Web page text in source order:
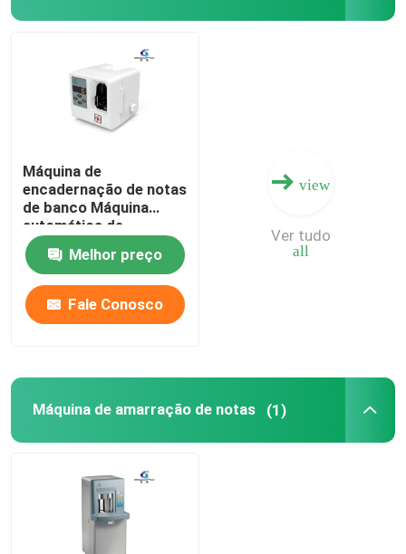
Máquina de classificação de moedas
Outros produtos bancários
Máquina de Reciclagem de Dinheiro
Máquina de
encadernação de notas
de banco Máquina
automática de
encadernação de notas
de banco Máquina de
encadernação de
moedas Máquina de
encadernação
Melhor preço
Fale Conosco
view
all
Ver tudo
Máquina de amarração de notas (1)